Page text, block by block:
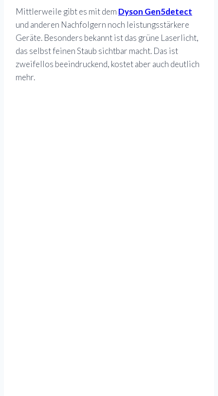
Mittlerweile gibt es mit dem Dyson Gen5detect
und anderen Nachfolgern noch leistungsstärkere
Geräte. Besonders bekannt ist das grüne Laserlicht,
das selbst feinen Staub sichtbar macht. Das ist
zweifellos beeindruckend, kostet aber auch deutlich
mehr.